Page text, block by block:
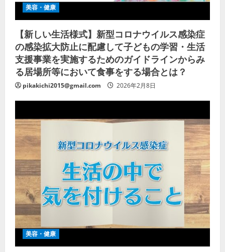
美容・健康
【新しい生活様式】新型コロナウイルス感染症
の感染拡大防止に配慮して子どもの学習・生活
支援事業を実施するためのガイドラインからみ
る居場所等において食事をする場合とは？
pikakichi2015@gmail.com 2026年2月8日
美容・健康